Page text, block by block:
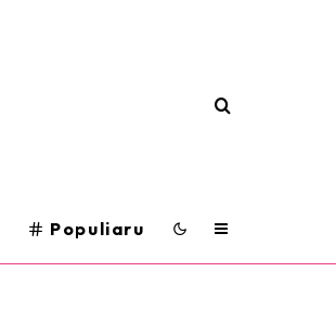
Populiaru